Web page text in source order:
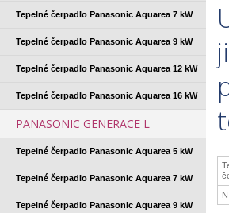
Tepelné čerpadlo Panasonic Aquarea 7 kW
Tepelné čerpadlo Panasonic Aquarea 9 kW
Tepelné čerpadlo Panasonic Aquarea 12 kW
Tepelné čerpadlo Panasonic Aquarea 16 kW
PANASONIC GENERACE L
Tepelné čerpadlo Panasonic Aquarea 5 kW
Tepelné čerpadlo Panasonic Aquarea 7 kW
Tepelné čerpadlo Panasonic Aquarea 9 kW